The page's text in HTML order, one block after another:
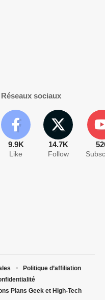
Réseaux sociaux
9.9K
Like
14.7K
Follow
Politique d’affiliation
Plans Geek et High-Tech